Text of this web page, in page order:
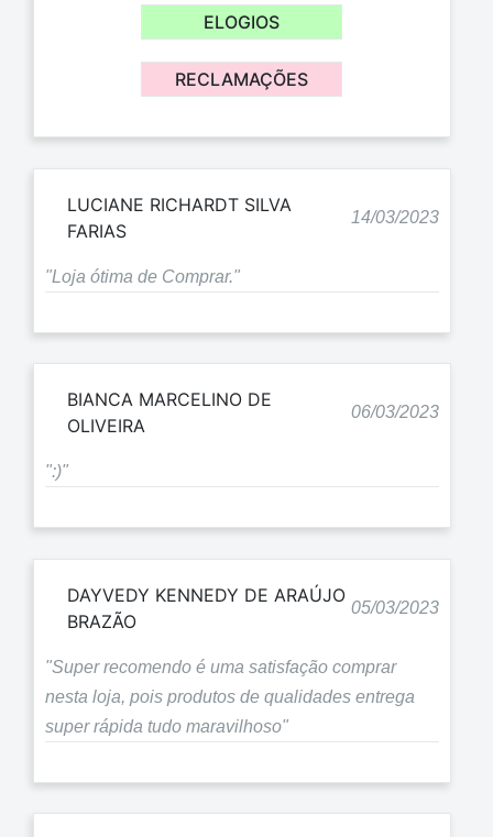
ELOGIOS
RECLAMAÇÕES
LUCIANE RICHARDT SILVA
FARIAS
14/03/2023
"Loja ótima de Comprar."
BIANCA MARCELINO DE
OLIVEIRA
06/03/2023
":)"
DAYVEDY KENNEDY DE ARAÚJO
BRAZÃO
05/03/2023
"Super recomendo é uma satisfação comprar
nesta loja, pois produtos de qualidades entrega
super rápida tudo maravilhoso"